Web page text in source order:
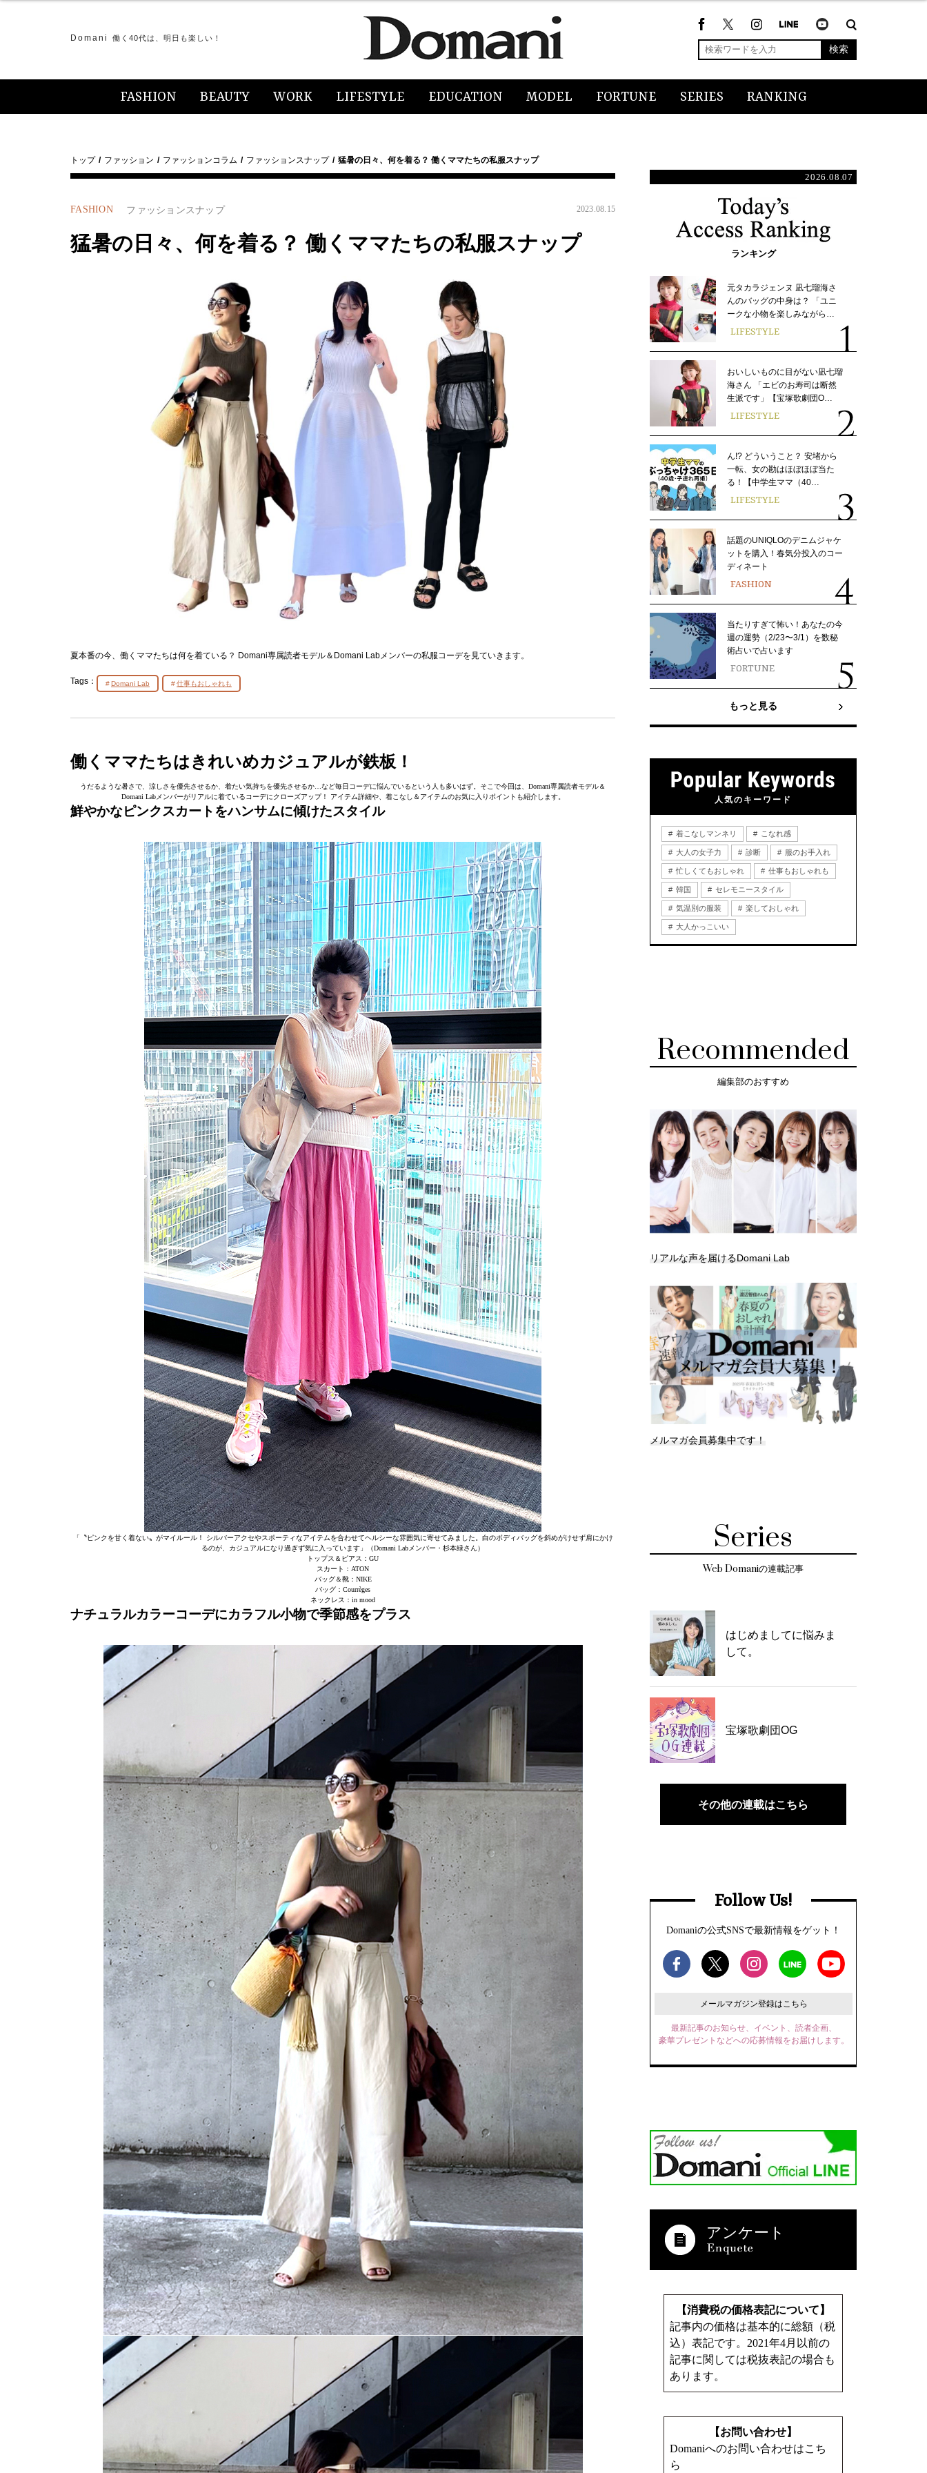
Domani 働く40代は、明日も楽しい！
検索
FASHION BEAUTY WORK LIFESTYLE EDUCATION MODEL FORTUNE SERIES RANKING
トップ ファッション ファッションコラム ファッションスナップ 猛暑の日々、何を着る？ 働くママたちの私服スナップ
FASHION ファッションスナップ 2023.08.15
猛暑の日々、何を着る？ 働くママたちの私服スナップ
夏本番の今、働くママたちは何を着ている？ Domani専属読者モデル＆Domani Labメンバーの私服コーデを見ていきます。
Tags： Domani Lab 仕事もおしゃれも
働くママたちはきれいめカジュアルが鉄板！
うだるような暑さで、涼しさを優先させるか、着たい気持ちを優先させるか…など毎日コーデに悩んでいるという人も多いはず。そこで今回は、Domani専属読者モデル＆
Domani Labメンバーがリアルに着ているコーデにクローズアップ！ アイテム詳細や、着こなし＆アイテムのお気に入りポイントも紹介します。
鮮やかなピンクスカートをハンサムに傾けたスタイル
「〝ピンクを甘く着ない〟がマイルール！ シルバーアクセやスポーティなアイテムを合わせてヘルシーな雰囲気に寄せてみました。白のボディバッグを斜めがけせず肩にかけ
るのが、カジュアルになり過ぎず気に入っています」（Domani Labメンバー・杉本緑さん）
トップス＆ピアス：GU
スカート：ATON
バッグ＆靴：NIKE
バッグ：Courrèges
ネックレス：in mood
ナチュラルカラーコーデにカラフル小物で季節感をプラス
2026.08.07
ランキング
元タカラジェンヌ 凪七瑠海さ
んのバッグの中身は？ 「ユニ
ークな小物を楽しみながら…
LIFESTYLE
おいしいものに目がない凪七瑠
海さん 「エビのお寿司は断然
生派です」【宝塚歌劇団O…
LIFESTYLE
ん!? どういうこと？ 安堵から
一転、女の勘はほぼほぼ当た
る！【中学生ママ（40…
LIFESTYLE
話題のUNIQLOのデニムジャケ
ットを購入！春気分投入のコー
ディネート
FASHION
当たりすぎて怖い！あなたの今
週の運勢（2/23〜3/1）を数秘
術占いで占います
FORTUNE
もっと見る
人気のキーワード
着こなしマンネリ こなれ感
大人の女子力 診断 服のお手入れ
忙しくてもおしゃれ 仕事もおしゃれも
韓国 セレモニースタイル
気温別の服装 楽しておしゃれ
大人かっこいい
Recommended
編集部のおすすめ
リアルな声を届けるDomani Lab
メルマガ会員募集中です！
Series
Web Domaniの連載記事
はじめましてに悩みま
して。
宝塚歌劇団OG
その他の連載はこちら
Follow Us!
Domaniの公式SNSで最新情報をゲット！
メールマガジン登録はこちら
最新記事のお知らせ、イベント、読者企画、
豪華プレゼントなどへの応募情報をお届けします。
アンケート
【消費税の価格表記について】
記事内の価格は基本的に総額（税
込）表記です。2021年4月以前の
記事に関しては税抜表記の場合も
あります。
【お問い合わせ】
Domaniへのお問い合わせはこち
ら